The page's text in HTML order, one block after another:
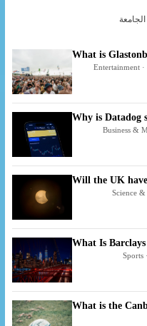
What is
Entertainment ·
Why is Datadog
Business &
Will the UK
Science &
What Is
Sports
What is the